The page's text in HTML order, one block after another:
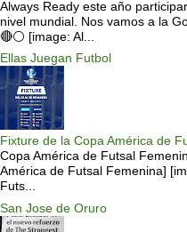
Always Ready este año
nivel mundial. Nos vamos a la
🔴⚪️ [image: Al...
Ellas Juegan Futbol
Fixture de la Copa América de
Copa América de Futsal
América de Futsal Femenina]
Futs...
San Jose de Oruro